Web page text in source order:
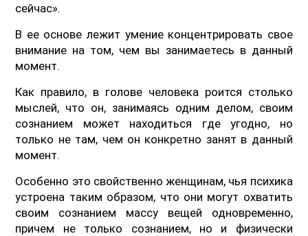
сейчас».
В ее основе лежит умение концентрировать свое
внимание на том, чем вы занимаетесь в данный
момент.
Как правило, в голове человека роится столько
мыслей, что он, занимаясь одним делом, своим
сознанием может находиться где угодно, но
только не там, чем он конкретно занят в данный
момент.
Особенно это свойственно женщинам, чья психика
устроена таким образом, что они могут охватить
своим сознанием массу вещей одновременно,
причем не только сознанием, но и физически